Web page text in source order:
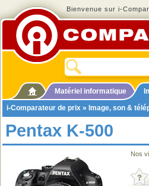
Bienvenue sur i-
Matériel informatique
i-Comparateur de prix » Image, son &
Pentax K-500
Nos